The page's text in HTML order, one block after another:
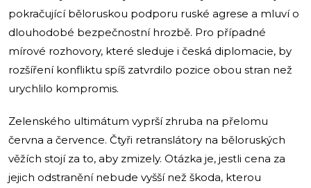
pokračující běloruskou podporu ruské agrese a mluví o
dlouhodobé bezpečnostní hrozbě. Pro případné
mírové rozhovory, které sleduje i česká diplomacie, by
rozšíření konfliktu spíš zatvrdilo pozice obou stran než
urychlilo kompromis.
Zelenského ultimátum vyprší zhruba na přelomu
června a července. Čtyři retranslátory na běloruských
věžích stojí za to, aby zmizely. Otázka je, jestli cena za
jejich odstranění nebude vyšší než škoda, kterou